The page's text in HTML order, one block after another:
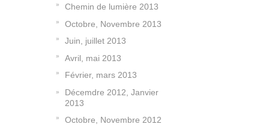
Chemin de lumière 2013
Octobre, Novembre 2013
Juin, juillet 2013
Avril, mai 2013
Février, mars 2013
Décemdre 2012, Janvier
2013
Octobre, Novembre 2012